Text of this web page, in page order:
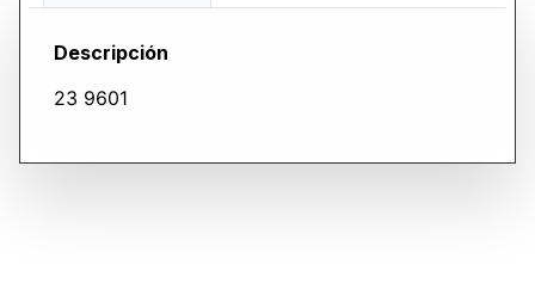
Descripción
23 9601